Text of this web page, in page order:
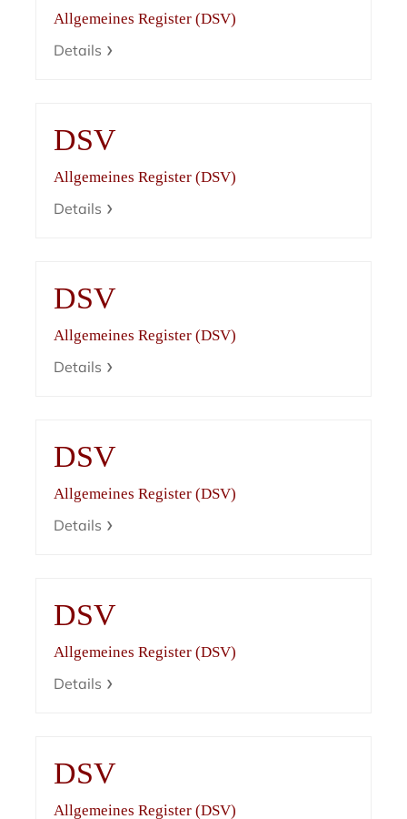
Allgemeines Register (DSV)
Details
DSV
Allgemeines Register (DSV)
Details
DSV
Allgemeines Register (DSV)
Details
DSV
Allgemeines Register (DSV)
Details
DSV
Allgemeines Register (DSV)
Details
DSV
Allgemeines Register (DSV)